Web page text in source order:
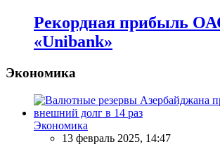
Рекордная прибыль
«Unibank»
Экономика
Экономика
13 февраль 2025, 14:47